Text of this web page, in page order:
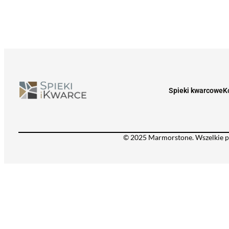
Spieki kwarcowe
© 2025 Marmorstone. Wszelkie